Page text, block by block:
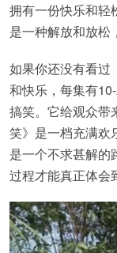
拥有一份快乐和轻
是一种解放和放松
如果你还没有看过
和快乐，每集有
搞笑。它给观众带
笑》是一档充满欢
是一个不求甚解的
过程才能真正体会